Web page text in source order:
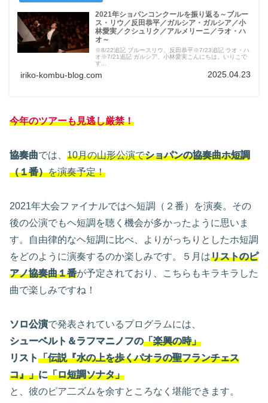
2021年ショパンコンクールを振り返る～ブルー
ス・リウ／反田恭平／ガルシア・ガルシア／小
林愛実／クシュリク／アルメリーニ／ラオ・ハ
オ～
※8/22追記 ブルースリウ、反田恭平※7/23追記 ラオ・ハ
オ※7/21追記 ガルシア、小林愛実こんにちは。いりこで
す...
iriko-kombu-blog.com 2025.04.23
今年のツアーも見逃し厳禁！
協奏曲では、 10月の山形公演でショパンの協奏曲ホ短調
（１番）を演奏予定！
2021年大会ファイナルではヘ短調（２番）を演奏。その
後の公演でもヘ短調を聴く機会が多かったように思いま
す。自由律的なヘ短調に比べ、よりがっちりとしたホ短調
をどのように演奏するのか楽しみです。５月はリストのピ
アノ協奏曲１番が予定されており、こちらもキラキラした
曲で楽しみですね！
ソロ公演で発表されているプログラムには、
シューベルト＆ラフマニノフの「楽興の時」
リスト「伝説『水の上を歩くパオラの聖フランチェス
コ』」に「ロ短調ソナタ」
と、彼のピア二ズムを余すところなく堪能できます。